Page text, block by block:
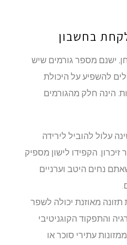
בחשבון
ישנם מספר גורמים שיש
להשפיע על היכולת
הינה חלק מהגורמים
עלול להוביל לירידה
הקפידו לישון מספיק
נחים היטב וערניים
מאוזנת יכולה לשפר
והתפקוד הקוגניטיבי
עתירי סוכר או